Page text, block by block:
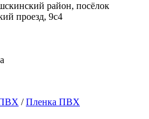
район, посёлок
проезд, 9с4
/Пленка ПВХ